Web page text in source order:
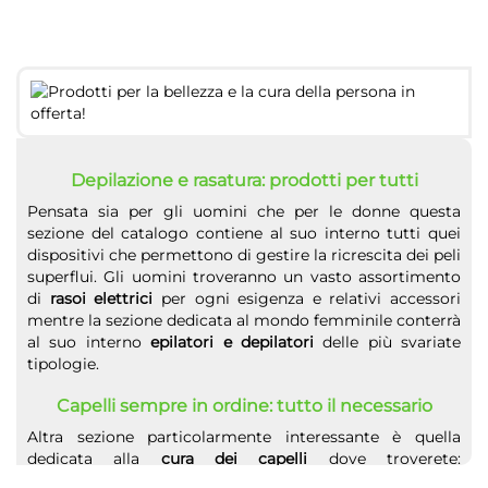
Depilazione e rasatura: prodotti per tutti
Pensata sia per gli uomini che per le donne questa
sezione del catalogo contiene al suo interno tutti quei
dispositivi che permettono di gestire la ricrescita dei peli
superflui. Gli uomini troveranno un vasto assortimento
di rasoi elettrici per ogni esigenza e relativi accessori
mentre la sezione dedicata al mondo femminile conterrà
al suo internoepilatori e depilatori delle più svariate
tipologie.
Capelli sempre in ordine: tutto il necessario
Altra sezione particolarmente interessante è quella
dedicata alla cura dei capelli dove troverete: